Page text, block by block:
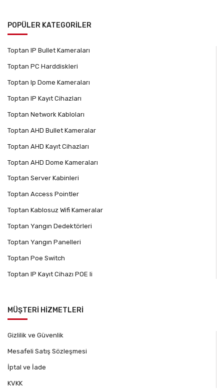
POPÜLER KATEGORİLER
Toptan IP Bullet Kameraları
Toptan PC Harddiskleri
Toptan Ip Dome Kameraları
Toptan IP Kayıt Cihazları
Toptan Network Kabloları
Toptan AHD Bullet Kameralar
Toptan AHD Kayıt Cihazları
Toptan AHD Dome Kameraları
Toptan Server Kabinleri
Toptan Access Pointler
Toptan Kablosuz Wifi Kameralar
Toptan Yangın Dedektörleri
Toptan Yangın Panelleri
Toptan Poe Switch
Toptan IP Kayıt Cihazı POE li
MÜŞTERİ HİZMETLERİ
Gizlilik ve Güvenlik
Mesafeli Satış Sözleşmesi
İptal ve İade
KVKK